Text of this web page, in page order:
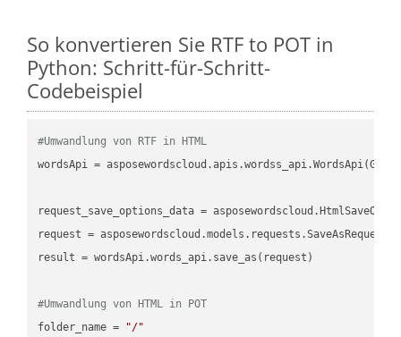
So konvertieren Sie RTF to POT in
Python: Schritt-für-Schritt-
Codebeispiel
#Umwandlung von RTF in HTML
wordsApi =
request_save_options_data =
request =
result = wordsApi.words_api.save_as(request)
#Umwandlung von HTML in POT
folder_name =
"/"